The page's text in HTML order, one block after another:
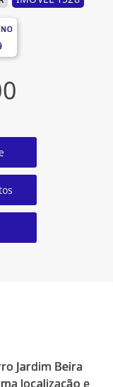
Jardim Beira
localização e